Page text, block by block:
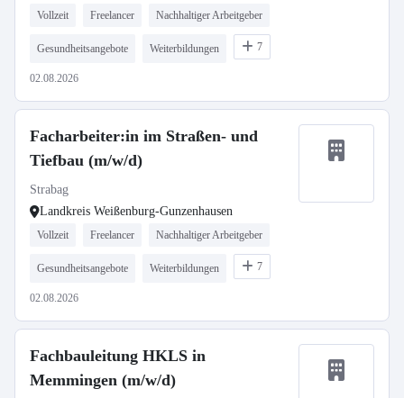
Vollzeit Freelancer Nachhaltiger Arbeitgeber
Gesundheitsangebote Weiterbildungen 7
02.08.2026
Facharbeiter:in im Straßen- und
Tiefbau (m/w/d)
Strabag
Landkreis Weißenburg-Gunzenhausen
Vollzeit Freelancer Nachhaltiger Arbeitgeber
Gesundheitsangebote Weiterbildungen 7
02.08.2026
Fachbauleitung HKLS in
Memmingen (m/w/d)